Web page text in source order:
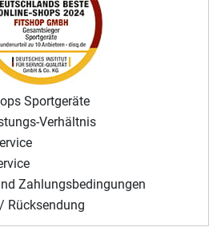
Sportgeräte
Verhältnis
Zahlungsbedingungen
Rücksendung